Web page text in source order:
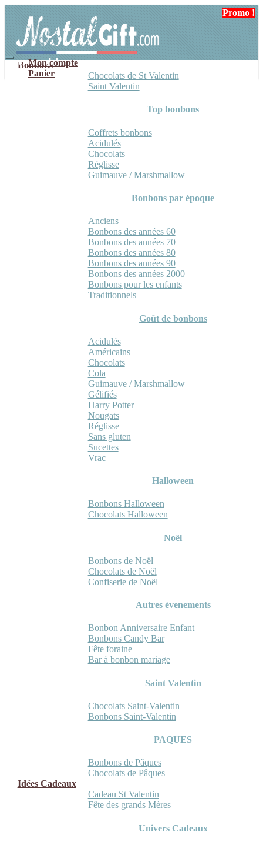
navigation
contenu
Mon compte
Panier
Bonbons
Chocolats de St Valentin
Saint Valentin
Top bonbons
Coffrets bonbons
Acidulés
Chocolats
Réglisse
Guimauve / Marshmallow
Bonbons par époque
Anciens
Bonbons des années 60
Bonbons des années 70
Bonbons des années 80
Bonbons des années 90
Bonbons des années 2000
Bonbons pour les enfants
Traditionnels
Goût de bonbons
Acidulés
Américains
Chocolats
Cola
Guimauve / Marshmallow
Gélifiés
Harry Potter
Nougats
Réglisse
Sans gluten
Sucettes
Vrac
Halloween
Bonbons Halloween
Chocolats Halloween
Noël
Bonbons de Noël
Chocolats de Noël
Confiserie de Noël
Autres évenements
Bonbon Anniversaire Enfant
Bonbons Candy Bar
Fête foraine
Bar à bonbon mariage
Saint Valentin
Chocolats Saint-Valentin
Bonbons Saint-Valentin
PAQUES
Bonbons de Pâques
Chocolats de Pâques
Idées Cadeaux
Cadeau St Valentin
Fête des grands Mères
Univers Cadeaux
Promo !